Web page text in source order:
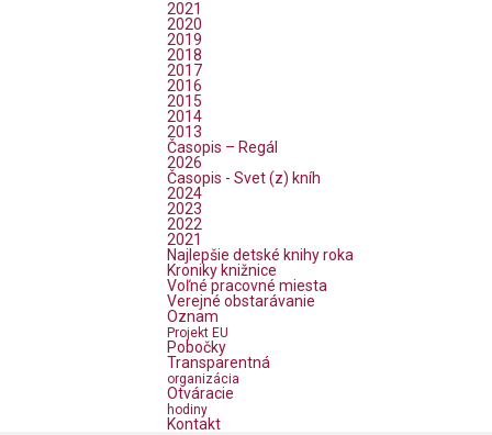
2021
2020
2019
2018
2017
2016
2015
2014
2013
Časopis – Regál
2026
Časopis - Svet (z) kníh
2024
2023
2022
2021
Najlepšie detské knihy roka
Kroniky knižnice
Voľné pracovné miesta
Verejné obstarávanie
Oznam
Projekt EU
Pobočky
Transparentná
organizácia
Otváracie
hodiny
Kontakt